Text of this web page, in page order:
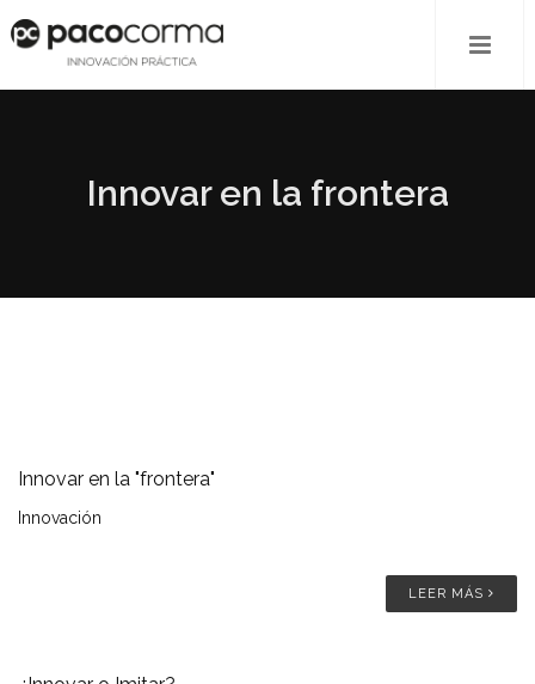
Innovar en la frontera
Innovar en la "frontera"
Innovación
LEER MÁS